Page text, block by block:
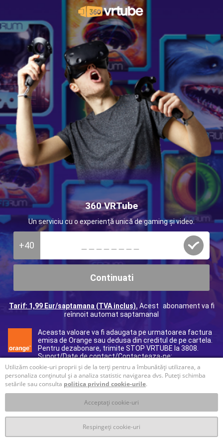
Utilizăm cookie-uri proprii și de la terți pentru a îmbunătăți utilizarea, a
personaliza conținutul și a analiza statistic navigarea dvs. Puteți schimba
setările sau consulta politica privind cookie-urile.
Acceptați cookie-uri
Respingeți cookie-uri
360 VRTube
Un serviciu cu o experiență unică de gaming și video.
+40
Continuati
Tarif: 1,99 Eur/saptamana (TVA inclus). Acest abonament va fi
reînnoit automat saptamanal
Aceasta valoare va fi adaugata pe urmatoarea factura
emisa de Orange sau dedusa din creditul de pe cartela.
Pentru dezabonare, trimite STOP VRTUBE la 3808.
Suport/Date de contact/Contacteaza-ne:
40312295017 (tarif normal), e-mail: ro@helpdcb.com
T&C Prelucrare datelor personale